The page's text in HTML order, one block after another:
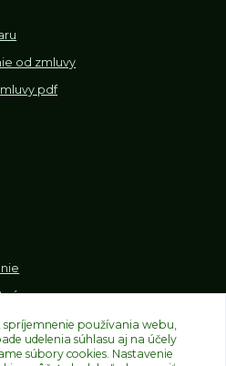
od zmluvy
mluvy pdf
používania webu,
udelenia súhlasu aj na účely
súbory cookies. Nastavenie